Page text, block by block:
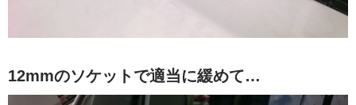
12mmのソケットで適当に緩めて…